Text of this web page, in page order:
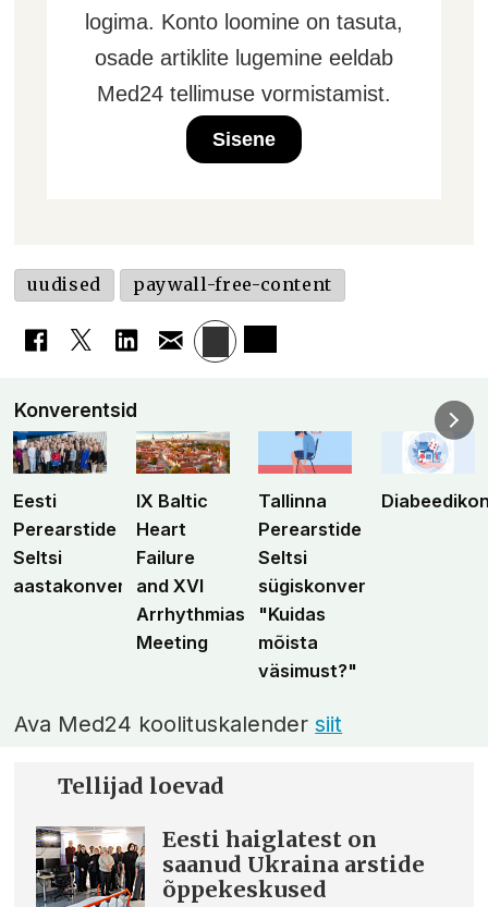
logima. Konto loomine on tasuta,
osade artiklite lugemine eeldab
Med24 tellimuse vormistamist.
Sisene
uudised paywall-free-content
Konverentsid
Eesti
Perearstide
Seltsi
aastakonverents
IX Baltic
Heart
Failure
and XVI
Arrhythmias
Meeting
Tallinna
Perearstide
Seltsi
sügiskonverents
"Kuidas
mõista
väsimust?"
Ava Med24 koolituskalendersiit
Tellijad loevad
Eesti haiglatest on
saanud Ukraina arstide
õppekeskused